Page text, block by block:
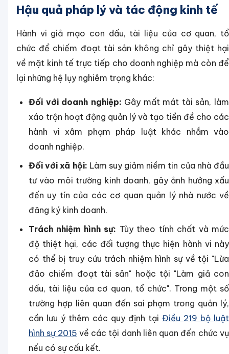
Hậu quả pháp lý và tác động kinh tế
Hành vi giả mạo con dấu, tài liệu của cơ quan, tổ
chức để chiếm đoạt tài sản không chỉ gây thiệt hại
về mặt kinh tế trực tiếp cho doanh nghiệp mà còn để
lại những hệ lụy nghiêm trọng khác:
Đối với doanh nghiệp: Gây mất mát tài sản, làm
xáo trộn hoạt động quản lý và tạo tiền đề cho các
hành vi xâm phạm pháp luật khác nhắm vào
doanh nghiệp.
Đối với xã hội: Làm suy giảm niềm tin của nhà đầu
tư vào môi trường kinh doanh, gây ảnh hưởng xấu
đến uy tín của các cơ quan quản lý nhà nước về
đăng ký kinh doanh.
Trách nhiệm hình sự: Tùy theo tính chất và mức
độ thiệt hại, các đối tượng thực hiện hành vi này
có thể bị truy cứu trách nhiệm hình sự về tội "Lừa
đảo chiếm đoạt tài sản" hoặc tội "Làm giả con
dấu, tài liệu của cơ quan, tổ chức". Trong một số
trường hợp liên quan đến sai phạm trong quản lý,
cần lưu ý thêm các quy định tại Điều 219 bộ luật
hình sự 2015 về các tội danh liên quan đến chức vụ
nếu có sự cấu kết.